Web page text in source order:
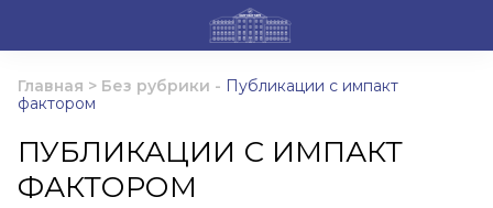
Главная > Без рубрики - Публикации с импакт
фактором
ПУБЛИКАЦИИ С ИМПАКТ
ФАКТОРОМ